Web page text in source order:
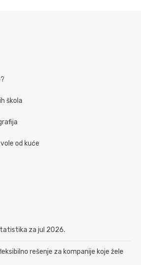
škola
od kuće
za jul 2026.
rešenje za kompanije koje žele